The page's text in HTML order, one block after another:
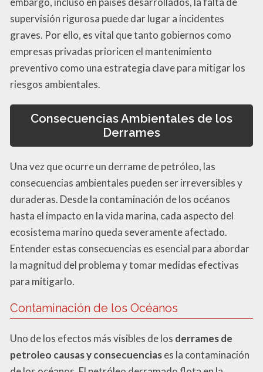
supervisión rigurosa puede dar lugar a incidentes
graves. Por ello, es vital que tanto gobiernos como
empresas privadas prioricen el mantenimiento
preventivo como una estrategia clave para mitigar los
riesgos ambientales.
Consecuencias Ambientales de los
Derrames
Una vez que ocurre un derrame de petróleo, las
consecuencias ambientales pueden ser irreversibles y
duraderas. Desde la contaminación de los océanos
hasta el impacto en la vida marina, cada aspecto del
ecosistema marino queda severamente afectado.
Entender estas consecuencias es esencial para abordar
la magnitud del problema y tomar medidas efectivas
para mitigarlo.
Contaminación de los Océanos
Uno de los efectos más visibles de los derrames de
petroleo causas y consecuenciases la contaminación